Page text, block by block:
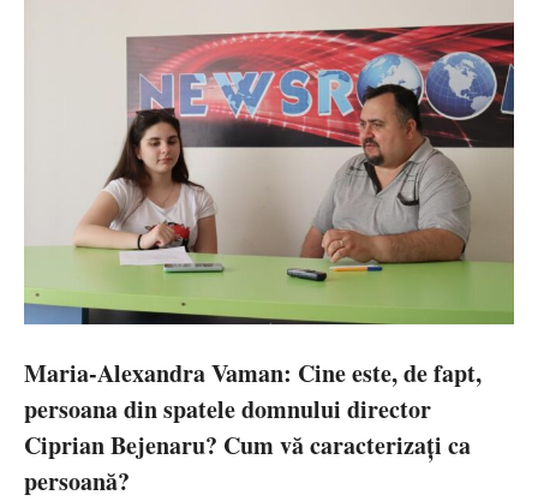
Maria-Alexandra Vaman: Cine este, de fapt,
persoana din spatele domnului director
Ciprian Bejenaru? Cum vă caracterizați ca
persoană?